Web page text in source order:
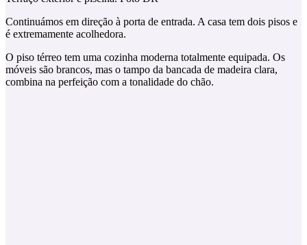
Continuámos em direção à porta de entrada. A casa tem dois pisos e
é extremamente acolhedora.
O piso térreo tem uma cozinha moderna totalmente equipada. Os
móveis são brancos, mas o tampo da bancada de madeira clara,
combina na perfeição com a tonalidade do chão.